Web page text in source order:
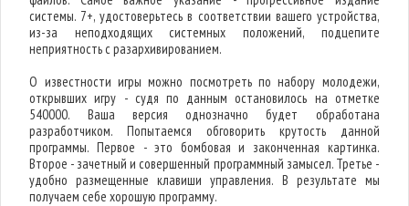
системы. 7+, удостоверьтесь в соответствии вашего устройства,
из-за неподходящих системных положений, подцепите
неприятность с разархивированием.
О известности игры можно посмотреть по набору молодежи,
открывших игру - судя по данным остановилось на отметке
540000. Ваша версия однозначно будет обработана
разработчиком. Попытаемся обговорить крутость данной
программы. Первое - это бомбовая и законченная картинка.
Второе - зачетный и совершенный программный замысел. Третье -
удобно размещенные клавиши управления. В результате мы
получаем себе хорошую программу.